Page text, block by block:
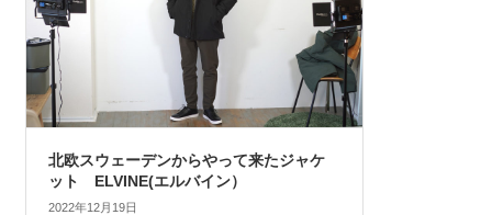
北欧スウェーデンからやって来たジャケ
ット ELVINE(エルバイン）
2022年12月19日